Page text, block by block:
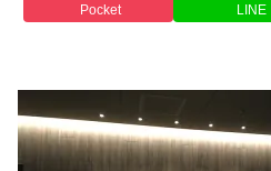
Pocket LINE